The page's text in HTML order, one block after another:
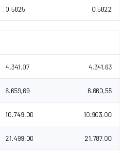
0,5825 0,5822
4.341,07 4.341,63
6.659,69 6.660,55
10.749,00 10.903,00
21.499,00 21.787,00